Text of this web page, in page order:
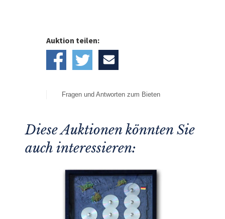
Auktion teilen:
Fragen und Antworten zum Bieten
Diese Auktionen könnten Sie
auch interessieren: